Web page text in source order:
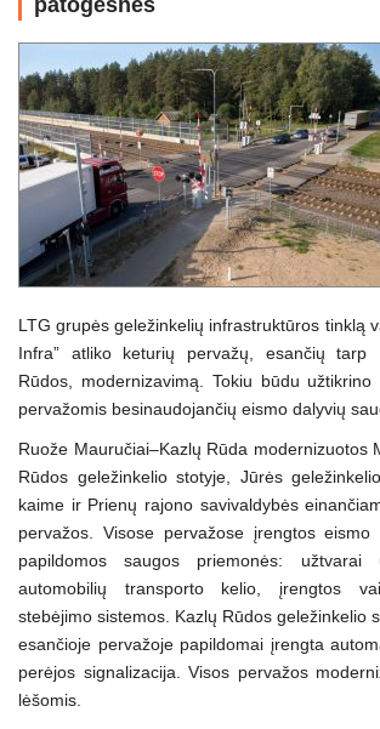
patogesnės
LTG grupės geležinkelių infrastruktūros tinklą
Infra” atliko keturių pervažų, esančių tarp
Rūdos, modernizavimą. Tokiu būdu
pervažomis besinaudojančių eismo dalyvių
Ruože Mauručiai–Kazlų Rūda modernizuotos
Rūdos geležinkelio stotyje, Jūrės
kaime ir Prienų rajono savivaldybės
pervažos. Visose pervažose įrengtos eismo
papildomos saugos priemonės: užtvarai
automobilių transporto kelio, įrengtos
stebėjimo sistemos. Kazlų Rūdos geležinkelio
esančioje pervažoje papildomai įrengta
perėjos signalizacija. Visos pervažos
lėšomis.